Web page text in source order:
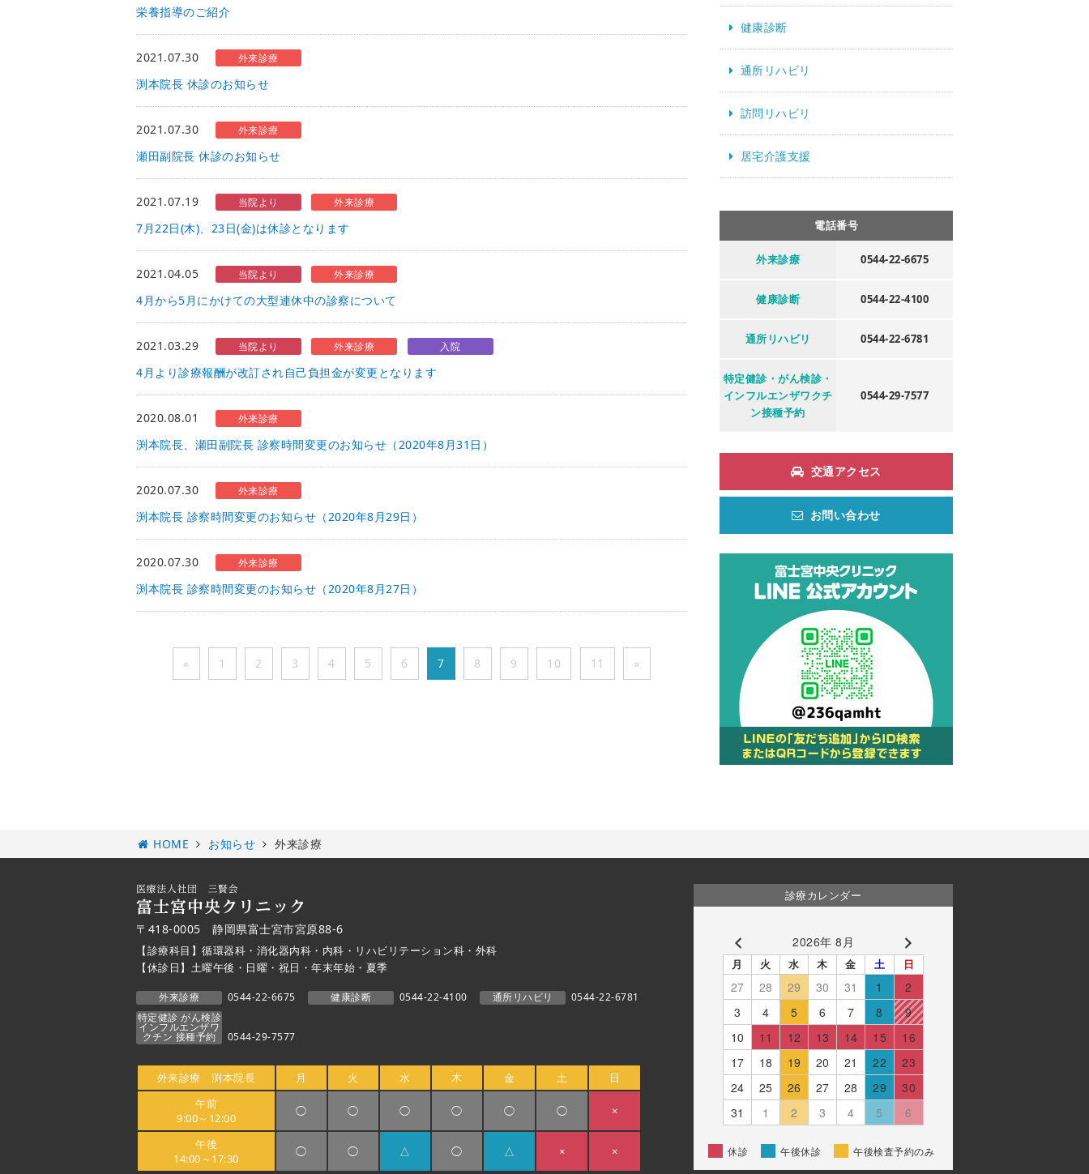
栄養指導のご紹介
2021.07.30 外来診療
渕本院長 休診のお知らせ
2021.07.30 外来診療
瀬田副院長 休診のお知らせ
2021.07.19 当院より 外来診療
7月22日(木)、23日(金)は休診となります
2021.04.05 当院より 外来診療
4月から5月にかけての大型連休中の診察について
2021.03.29 当院より 外来診療 入院
4月より診療報酬が改訂され自己負担金が変更となります
2020.08.01 外来診療
渕本院長、瀬田副院長 診察時間変更のお知らせ（2020年8月31日）
2020.07.30 外来診療
渕本院長 診察時間変更のお知らせ（2020年8月29日）
2020.07.30 外来診療
渕本院長 診察時間変更のお知らせ（2020年8月27日）
« 1 2 3 4 5 6 7 8 9 10 11 »
健康診断
通所リハビリ
訪問リハビリ
居宅介護支援
電話番号
外来診療 0544-22-6675
健康診断 0544-22-4100
通所リハビリ 0544-22-6781
特定健診・がん検診・
インフルエンザワクチ
ン接種予約
0544-29-7577
交通アクセス
お問い合わせ
HOME お知らせ 外来診療
〒418-0005 静岡県富士宮市宮原88-6
【診療科目】循環器科・消化器内科・内科・リハビリテーション科・外科
【休診日】土曜午後・日曜・祝日・年末年始・夏季
外来診療 0544-22-6675 健康診断 0544-22-4100 通所リハビリ
0544-22-6781
特定健診 がん検診
インフルエンザワ
クチン 接種予約 0544-29-7577
外来診療 渕本院長 月 火 水 木 金 土
日
午前
9:00～12:00
◯ ◯ ◯ ◯ ◯ ◯ ×
午後
14:00～17:30
◯ ◯ △ ◯ △ × ×
診療カレンダー
2026年 8月
月 火 水 木 金 土 日
27 28 29 30 31 1
2
3
4 5 6 7 8
9
10
11 12 13 14 15
16
17
18 19 20 21 22
23
24
25 26 27 28 29
30
31
1 2 3 4 5 6
休診 午後休診 午後検査予約のみ